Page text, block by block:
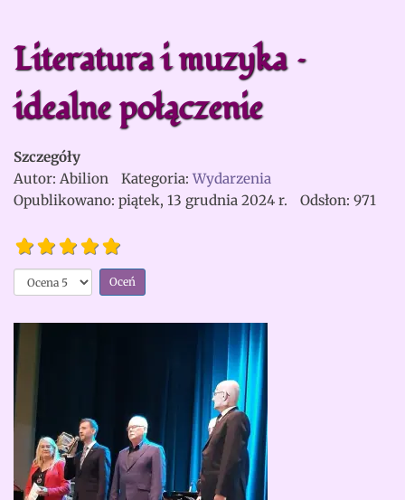
Literatura i muzyka –
idealne połączenie
Szczegóły
Autor: Abilion Kategoria: Wydarzenia
Opublikowano: piątek, 13 grudnia 2024 r.
Odsłon: 971
Literatura
i muzyka
– idealne
połączenie
Proszę,